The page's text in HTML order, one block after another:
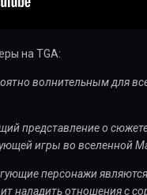
на TGA:
волнительным для
представление о
игры во вселенной
персонажи
наладить отношения с